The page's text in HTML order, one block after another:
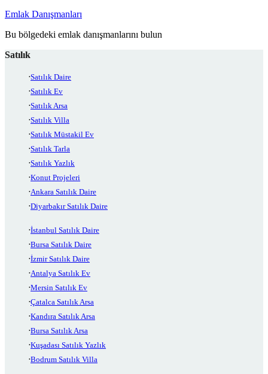
Emlak Danışmanları
Bu bölgedeki emlak danışmanlarını bulun
Satılık
Satılık Daire
Satılık Ev
Satılık Arsa
Satılık Villa
Satılık Müstakil Ev
Satılık Tarla
Satılık Yazlık
Konut Projeleri
Ankara Satılık Daire
Diyarbakır Satılık Daire
İstanbul Satılık Daire
Bursa Satılık Daire
İzmir Satılık Daire
Antalya Satılık Ev
Mersin Satılık Ev
Çatalca Satılık Arsa
Kandıra Satılık Arsa
Bursa Satılık Arsa
Kuşadası Satılık Yazlık
Bodrum Satılık Villa